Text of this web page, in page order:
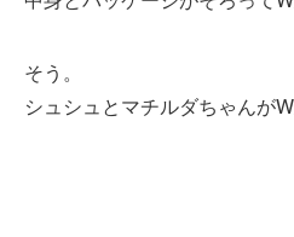
そう。
シュシュとマチルダちゃんが